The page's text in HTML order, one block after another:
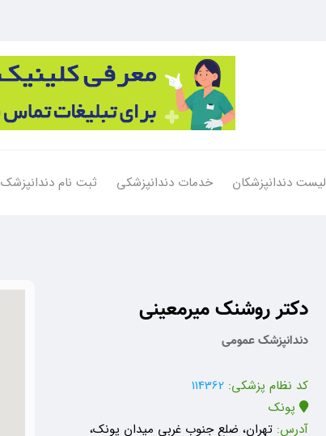
لیست دندانپزشکان خدمات دندانپزشکی ثبت نام دندانپزشک
دکتر روشنک میرمعینی
دندانپزشک عمومی
کد نظام پزشکی:114362
پونک
آدرس:تهران، ضلع جنوب غربی میدان پونک،